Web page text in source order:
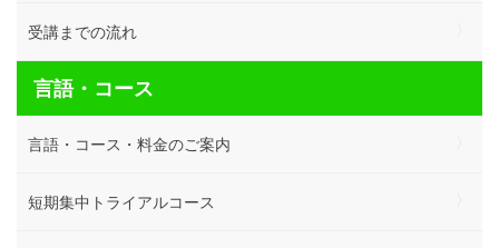
受講までの流れ
言語・コース
言語・コース・料金のご案内
短期集中トライアルコース